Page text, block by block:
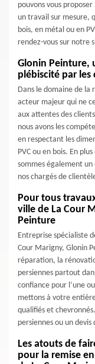
pouvons vous
un travail sur mesure,
bois, en métal ou en
rendez-vous sur notre
Glonin Peinture,
plébiscité par les
Dans le domaine de la
acteur majeur qui ne
aux attentes des
nous avons les
en respectant les
PVC ou en bois. En
sommes également
nos chargés de
Pour tous
ville de La Cour
Peinture
Entreprise spécialiste
Cour Marigny, Glonin
réparation, la
persiennes partout
confiance pour l’une
mettons à votre
qualifiés et
persiennes ou un
Les atouts de
pour la remise